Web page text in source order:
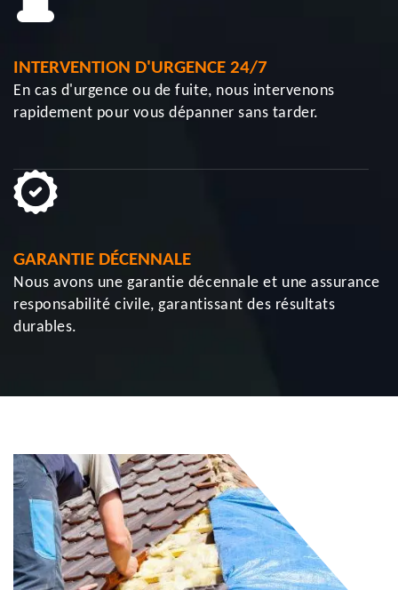
INTERVENTION D'URGENCE 24/7
En cas d'urgence ou de fuite, nous intervenons
rapidement pour vous dépanner sans tarder.
GARANTIE DÉCENNALE
Nous avons une garantie décennale et une assurance
responsabilité civile, garantissant des résultats
durables.